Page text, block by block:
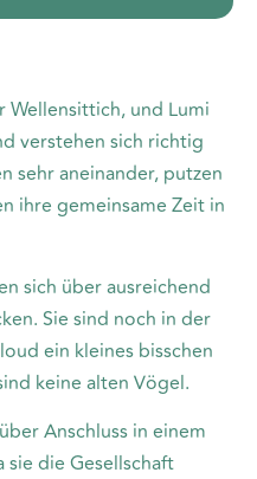
Wellensittich, und Lumi
verstehen sich richtig
sehr aneinander, putzen
ihre gemeinsame Zeit in
sich über ausreichend
Sie sind noch in der
ein kleines bisschen
keine alten Vögel.
Anschluss in einem
die Gesellschaft